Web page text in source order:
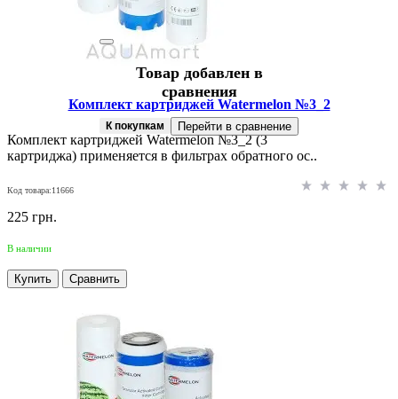
Комплект картриджей Watermelon №3_2
Комплект картриджей Watermelon №3_2 (3
картриджа) применяется в фильтрах обратного ос..
Код товара:11666
225 грн.
В наличии
Купить Сравнить
Товар добавлен в
сравнения
К покупкам Перейти в сравнение